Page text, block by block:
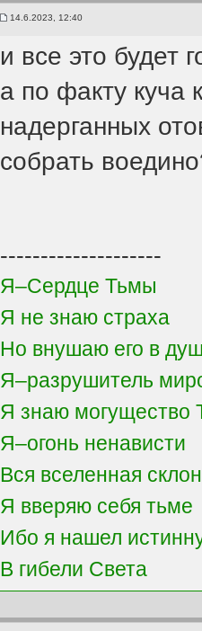
14.6.2023, 12:40
и все это будет
а по факту куча
надерганных
собрать
--------------------
Я–Сердце Тьмы
Я не знаю страха
Но внушаю его в
Я–разрушитель
Я знаю могущество
Я–огонь ненависти
Вся вселенная
Я вверяю себя тьме
Ибо я нашел
В гибели Света